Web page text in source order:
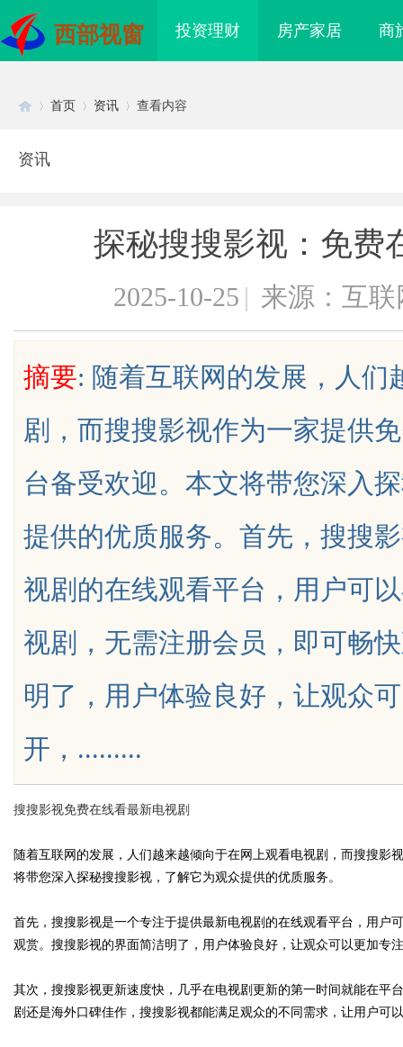
西部视窗 投资理财 房产家居 商
uz
首页 资讯 查看内容
资讯
探秘搜搜影视：免费
2025-10-25 | 来源：互联
摘要: 随着互联网的发展，人们
剧，而搜搜影视作为一家提供
台备受欢迎。本文将带您深入
提供的优质服务。首先，搜搜
视剧的在线观看平台，用户可
视剧，无需注册会员，即可畅
明了，用户体验良好，让观众
开，.........
搜搜影视免费在线看最新电视剧
随着互联网的发展，人们越来越倾向于在网上观看电视剧，而搜搜影
将带您深入探秘搜搜影视，了解它为观众提供的优质服务。
首先，搜搜影视是一个专注于提供最新电视剧的在线观看平台，用户
观赏。搜搜影视的界面简洁明了，用户体验良好，让观众可以更加专
其次，搜搜影视更新速度快，几乎在电视剧更新的第一时间就能在平
剧还是海外口碑佳作，搜搜影视都能满足观众的不同需求，让用户可